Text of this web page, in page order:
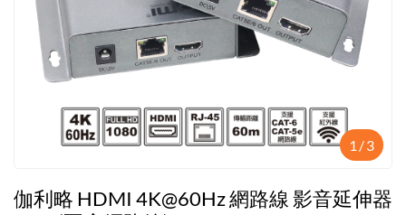
1 /3
伽利略 HDMI 4K@60Hz 網路線 影音延伸器